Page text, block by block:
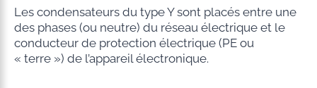
Les condensateurs du type Y sont placés entre une
des phases (ou neutre) du réseau électrique et le
conducteur de protection électrique (PE ou
« terre ») de l’appareil électronique.